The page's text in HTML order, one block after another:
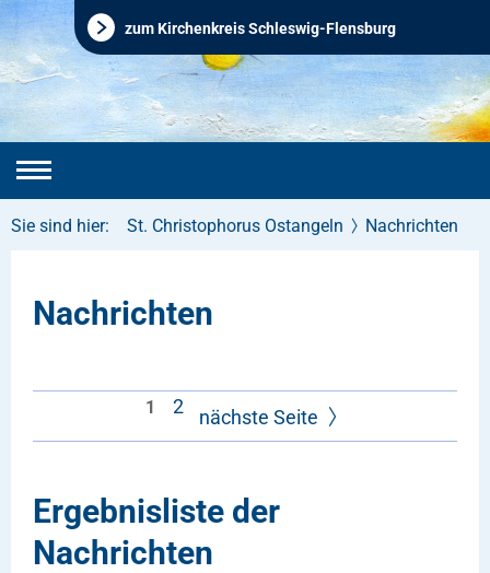
zum Kirchenkreis Schleswig-Flensburg
Sie sind hier: St. Christophorus Ostangeln Nachrichten
Nachrichten
1 2 nächste Seite
Ergebnisliste der
Nachrichten